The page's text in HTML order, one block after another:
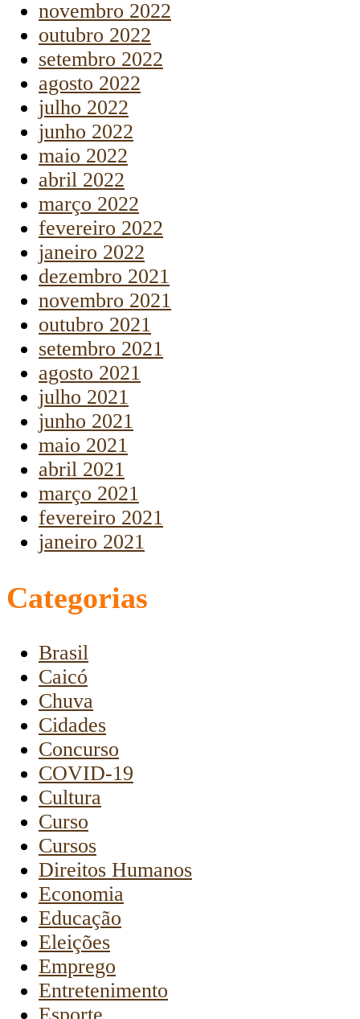
novembro 2022
outubro 2022
setembro 2022
agosto 2022
julho 2022
junho 2022
maio 2022
abril 2022
março 2022
fevereiro 2022
janeiro 2022
dezembro 2021
novembro 2021
outubro 2021
setembro 2021
agosto 2021
julho 2021
junho 2021
maio 2021
abril 2021
março 2021
fevereiro 2021
janeiro 2021
Categorias
Brasil
Caicó
Chuva
Cidades
Concurso
COVID-19
Cultura
Curso
Cursos
Direitos Humanos
Economia
Educação
Eleições
Emprego
Entretenimento
Esporte